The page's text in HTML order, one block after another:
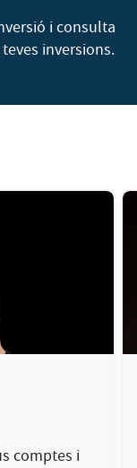
i consulta
inversions.
comptes i